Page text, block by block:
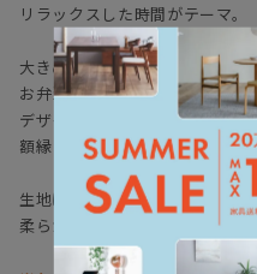
リラックスした時間がテーマ。
大きめに作られているので、ハ
お弁当を包んだり、テーブル
デザインがとってもかわいいの
額縁に入れて飾るのもおしゃれ
生地はガーゼタイプなので
柔らかな手触りでちょっとした